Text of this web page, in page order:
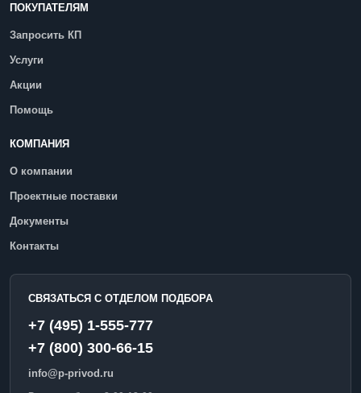
ПОКУПАТЕЛЯМ
Запросить КП
Услуги
Акции
Помощь
КОМПАНИЯ
О компании
Проектные поставки
Документы
Контакты
СВЯЗАТЬСЯ С ОТДЕЛОМ ПОДБОРА
+7 (495) 1-555-777
+7 (800) 300-66-15
info@p-privod.ru